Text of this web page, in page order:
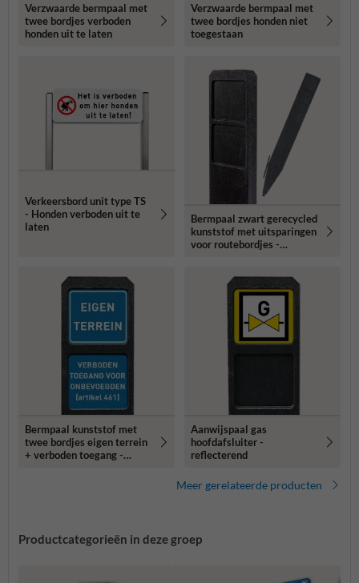
Verzwaarde bermpaal met
twee bordjes verboden
honden uit te laten
Verzwaarde bermpaal met
twee bordjes honden niet
toegestaan
Verkeersbord unit type TS
- Honden verboden uit te
laten
Bermpaal zwart gerecycled
kunststof met uitsparingen
voor routebordjes -
Bermpaal kunststof met
twee bordjes eigen terrein
+ verboden toegang -
Aanwijspaal gas
hoofdafsluiter -
reflecterend
Meer gerelateerde producten
Productcategorieën in deze groep